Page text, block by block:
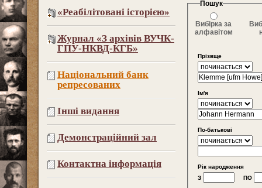
«Реабілітовані історією»
Журнал «З архівів ВУЧК-
ГПУ-НКВД-КГБ»
Національний банк
репресованих
Інші видання
Демонстраційний зал
Контактна інформація
Пошук
Вибірка за
алфавітом
Прізвще
Ім'я
По-батькові
Рік народження
З
ПО